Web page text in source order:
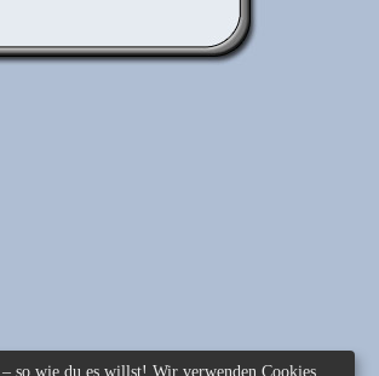
so wie du es willst! Wir verwenden Cookies